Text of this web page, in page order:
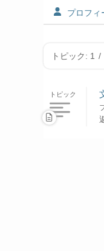
プロフィ
トピック: 1 /
トピック